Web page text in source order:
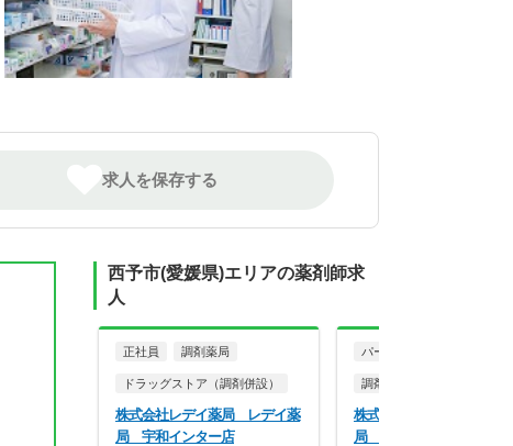
求人を保存する
西予市(愛媛県)エリアの薬剤師求
人
正社員 調剤薬局
ドラッグストア（調剤併設）
株式会社レデイ薬局 レデイ薬
局 宇和インター店
パート・アルバイト
調剤薬局
株式会社レデイ薬局 レ
局 れんげ店